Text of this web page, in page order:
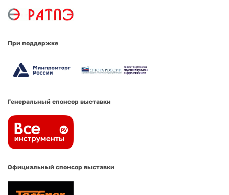
При поддержке
Генеральный спонсор выставки
Официальный спонсор выставки